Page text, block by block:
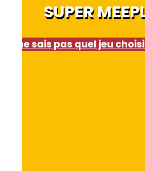
SUPER
Je ne sais pas quel jeu